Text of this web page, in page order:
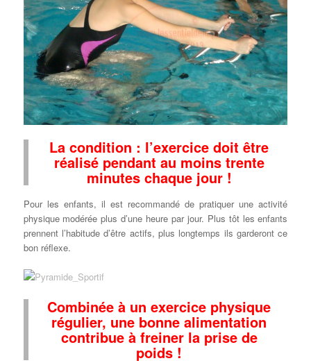
La condition : l’exercice doit être
réalisé pendant au moins trente
minutes chaque jour !
Pour les enfants, il est recommandé de pratiquer une activité
physique modérée plus d’une heure par jour. Plus tôt les enfants
prennent l’habitude d’être actifs, plus longtemps ils garderont ce
bon réflexe.
Combinée à un exercice physique
régulier, une bonne alimentation
contribue à freiner la prise de
poids !